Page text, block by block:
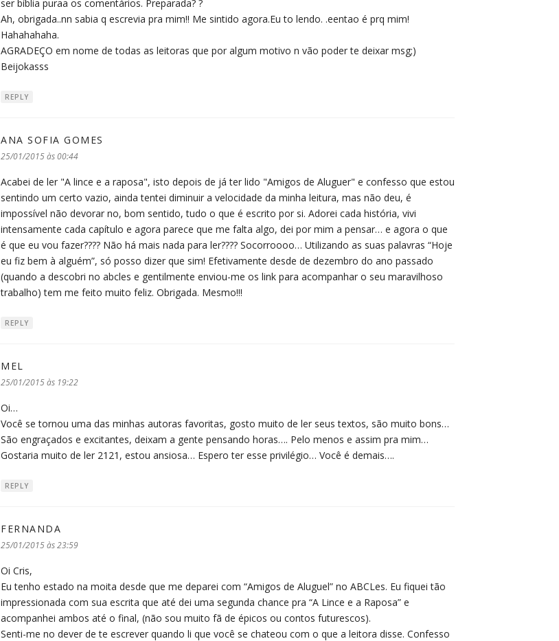
ser bíblia puraa os comentários. Preparada? ?
Ah, obrigada..nn sabia q escrevia pra mim!! Me sintido agora.Eu to lendo. .eentao é prq mim!
Hahahahaha.
AGRADEÇO em nome de todas as leitoras que por algum motivo n vão poder te deixar msg;)
Beijokasss
REPLY
ANA SOFIA GOMES
25/01/2015 às 00:44
Acabei de ler "A lince e a raposa", isto depois de já ter lido "Amigos de Aluguer" e confesso que estou
sentindo um certo vazio, ainda tentei diminuir a velocidade da minha leitura, mas não deu, é
impossível não devorar no, bom sentido, tudo o que é escrito por si. Adorei cada história, vivi
intensamente cada capítulo e agora parece que me falta algo, dei por mim a pensar… e agora o que
é que eu vou fazer???? Não há mais nada para ler???? Socorroooo… Utilizando as suas palavras “Hoje
eu fiz bem à alguém”, só posso dizer que sim! Efetivamente desde de dezembro do ano passado
(quando a descobri no abcles e gentilmente enviou-me os link para acompanhar o seu maravilhoso
trabalho) tem me feito muito feliz. Obrigada. Mesmo!!!
REPLY
MEL
25/01/2015 às 19:22
Oi…
Você se tornou uma das minhas autoras favoritas, gosto muito de ler seus textos, são muito bons…
São engraçados e excitantes, deixam a gente pensando horas…. Pelo menos e assim pra mim…
Gostaria muito de ler 2121, estou ansiosa… Espero ter esse privilégio… Você é demais….
REPLY
FERNANDA
25/01/2015 às 23:59
Oi Cris,
Eu tenho estado na moita desde que me deparei com “Amigos de Aluguel” no ABCLes. Eu fiquei tão
impressionada com sua escrita que até dei uma segunda chance pra “A Lince e a Raposa” e
acompanhei ambos até o final, (não sou muito fã de épicos ou contos futurescos).
Senti-me no dever de te escrever quando li que você se chateou com o que a leitora disse. Confesso